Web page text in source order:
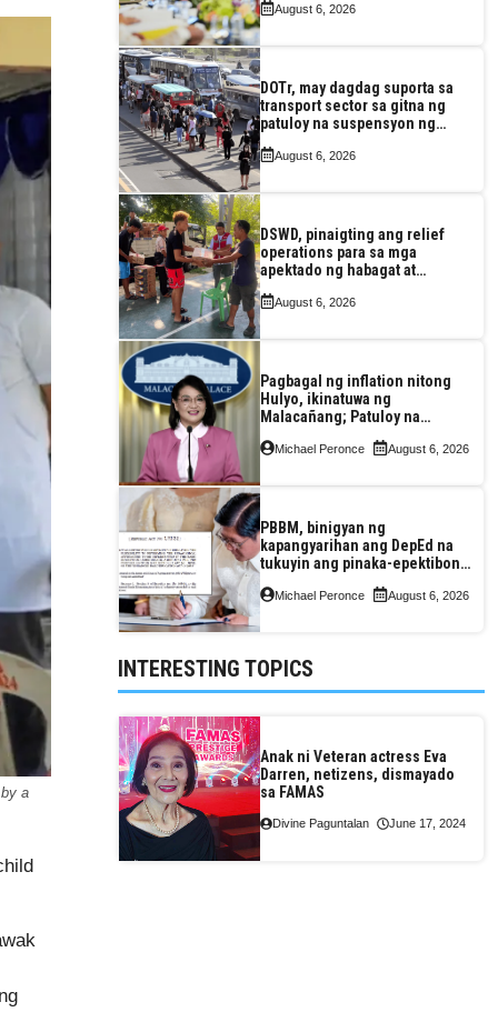
a
August 6, 2026
DOTr, may dagdag suporta sa
transport sector sa gitna ng
patuloy na suspensyon ng
August 6, 2026
DSWD, pinaigting ang relief
operations para sa mga
apektado ng habagat at
August 6, 2026
Pagbagal ng inflation nitong
Hulyo, ikinatuwa ng
Malacañang; Patuloy na
seguridad sa pagkain,
Michael Peronce August 6, 2026
PBBM, binigyan ng
kapangyarihan ang DepEd na
tukuyin ang pinaka-epektibong
Michael Peronce August 6, 2026
INTERESTING TOPICS
Anak ni Veteran actress Eva
Darren, netizens, dismayado
sa FAMAS
Divine Paguntalan June 17, 2024